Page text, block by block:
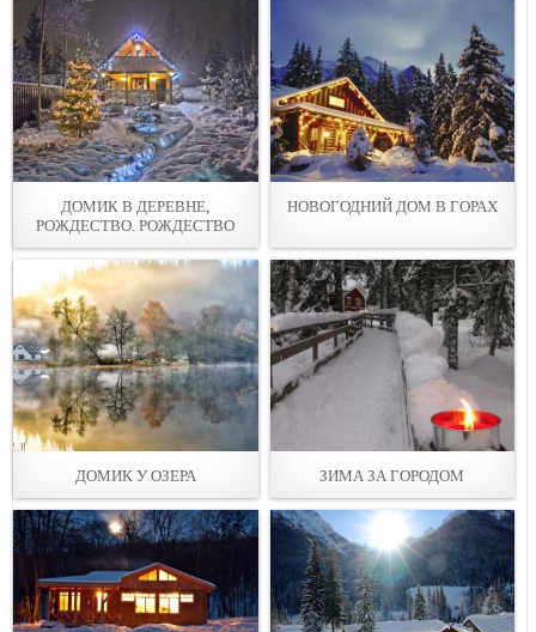
ДОМИК В ДЕРЕВНЕ,
РОЖДЕСТВО. РОЖДЕСТВО
НОВОГОДНИЙ ДОМ В ГОРАХ
ДОМИК У ОЗЕРА ЗИМА ЗА ГОРОДОМ